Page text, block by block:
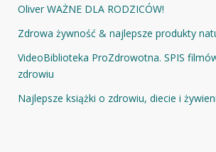
Oliver WAŻNE DLA RODZICÓW!
Zdrowa żywność & najlepsze produkty
VideoBiblioteka ProZdrowotna. SPIS
zdrowiu
Najlepsze książki o zdrowiu, diecie i